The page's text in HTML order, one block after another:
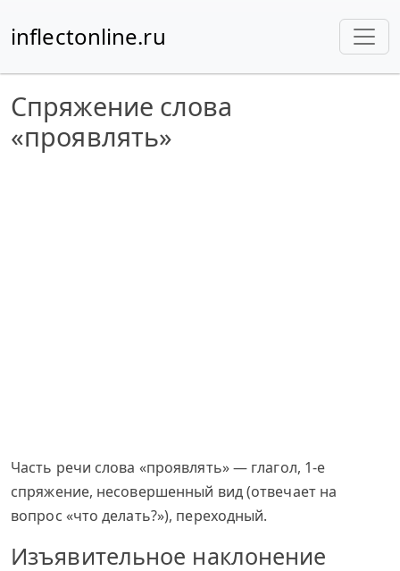
inflectonline.ru
Спряжение слова
«проявлять»
Часть речи слова «проявлять» — глагол, 1-е
спряжение, несовершенный вид (отвечает на
вопрос «что делать?»), переходный.
Изъявительное наклонение